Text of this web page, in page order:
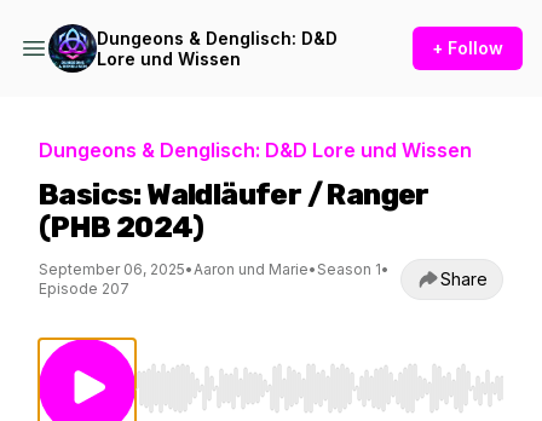
Dungeons & Denglisch: D&D
Lore und Wissen
+ Follow
Dungeons & Denglisch: D&D Lore und Wissen
Basics: Waldläufer / Ranger
(PHB 2024)
September 06, 2025•Aaron und Marie• Season 1•
Episode 207
Share
Use Left/Right to seek, Home/End to jump to